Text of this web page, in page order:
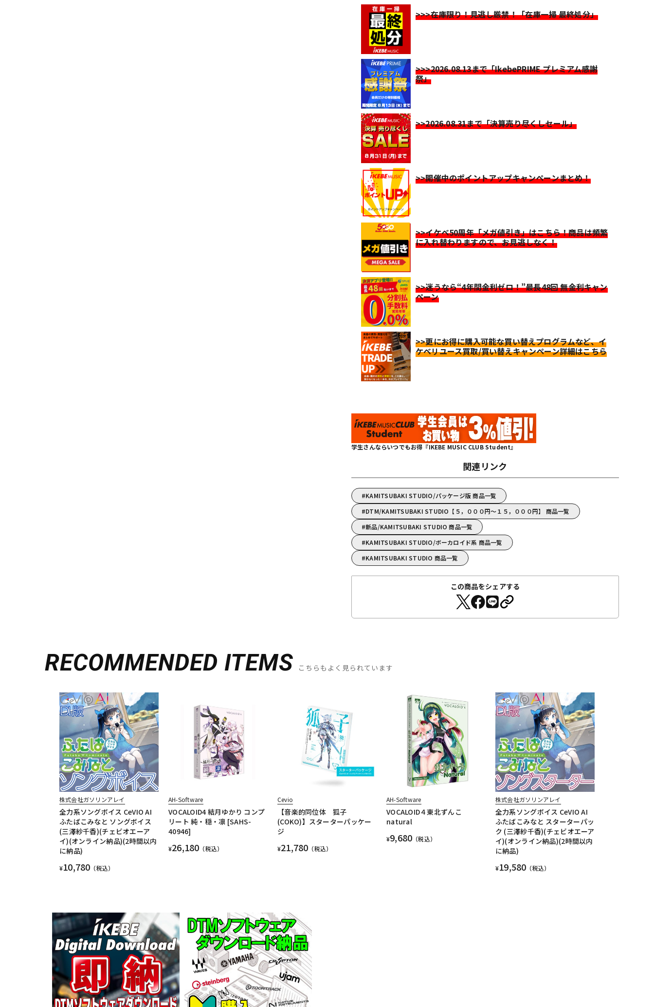
>>>在庫限り！見逃し厳禁！「在庫一掃 最終処分」
>>>2026.08.13まで「IkebePRIME プレミアム感謝
祭」
>>2026.08.31まで「決算売り尽くしセール」
>>開催中のポイントアップキャンペーンまとめ！
>>イケベ50周年「メガ値引き」はこちら！商品は頻繁
に入れ替わりますので、お見逃しなく！
>>迷うなら“4年間金利ゼロ！”最長48回 無金利キャン
ペーン
>>更にお得に購入可能な買い替えプログラムなど、イ
ケベリユース買取/買い替えキャンペーン詳細はこちら
学生さんならいつでもお得『IKEBE MUSIC CLUB Student』
関連リンク
KAMITSUBAKI STUDIO/パッケージ版 商品一覧
DTM/KAMITSUBAKI STUDIO【５，０００円～１５，０００円】 商品一覧
新品/KAMITSUBAKI STUDIO 商品一覧
KAMITSUBAKI STUDIO/ボーカロイド系 商品一覧
KAMITSUBAKI STUDIO 商品一覧
この商品をシェアする
RECOMMENDED ITEMS こちらもよく見られています
株式会社ガソリンアレイ
全力系ソングボイス CeVIO AI
ふたばこみなと ソングボイス
(三澤紗千香)(チェビオエーア
イ)(オンライン納品)(2時間以内
に納品)
¥10,780 （税込）
AH-Software
VOCALOID4 結月ゆかり コンプ
リート 純・穏・凛 [SAHS-
40946]
¥26,180 （税込）
Cevio
【音楽的同位体 狐子
(COKO)】スターターパッケー
ジ
¥21,780 （税込）
AH-Software
VOCALOID４東北ずんこ
natural
¥9,680 （税込）
株式会社ガソリンアレイ
全力系ソングボイス CeVIO AI
ふたばこみなと スターターパッ
ク (三澤紗千香)(チェビオエーア
イ)(オンライン納品)(2時間以内
に納品)
¥19,580 （税込）